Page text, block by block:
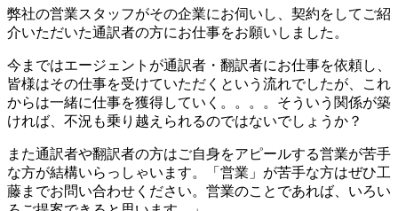
弊社の営業スタッフがその企業にお伺いし、契約をしてご紹
介いただいた通訳者の方にお仕事をお願いしました。
今まではエージェントが通訳者・翻訳者にお仕事を依頼し、
皆様はその仕事を受けていただくという流れでしたが、これ
からは一緒に仕事を獲得していく。。。。そういう関係が築
ければ、不況も乗り越えられるのではないでしょうか？
また通訳者や翻訳者の方はご自身をアピールする営業が苦手
な方が結構いらっしゃいます。「営業」が苦手な方はぜひ工
藤までお問い合わせください。営業のことであれば、いろい